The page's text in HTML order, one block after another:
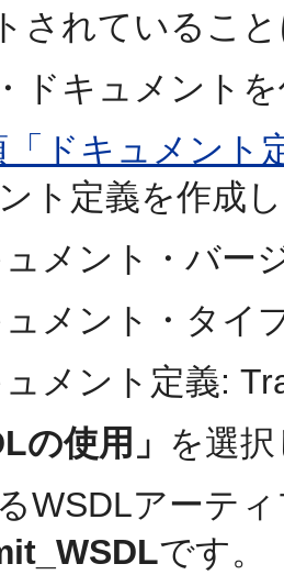
されているこ
ドキュメント
「ドキュメント
ト定義を作成
ュメント・バー
ュメント・タイ
ュメント定義:
の使用」 を選
WSDLアーテ
です。